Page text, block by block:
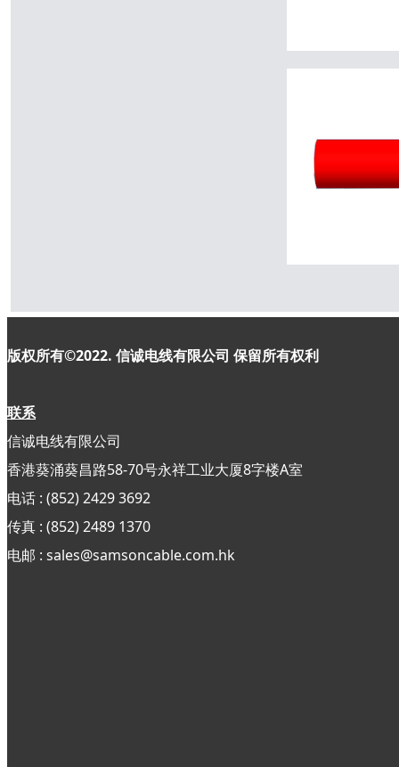
版权所有©2022. 信诚电线有限公司 保留所有权利
联系
信诚电线有限公司
香港葵涌葵昌路58-70号永祥工业大厦8字楼A室
电话 : (852) 2429 3692
传真 : (852)2489 1370
电邮 : sales@samsoncable.com.hk